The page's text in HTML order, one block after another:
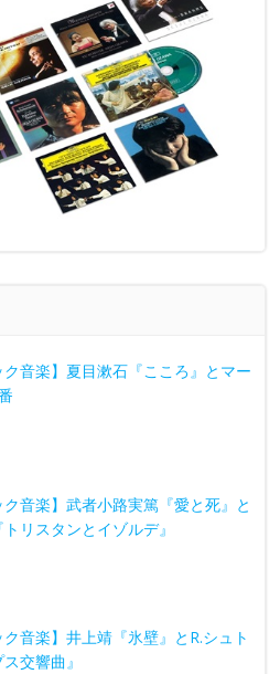
ク音楽】夏目漱石『こころ』とマー
ク音楽】武者小路実篤『愛と死』と
リスタンとイゾルデ』
ク音楽】井上靖『氷壁』とR.シュト
交響曲』